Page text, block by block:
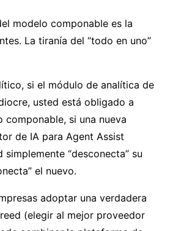
modelo componable es la
La tiranía del “todo en uno”
si el módulo de analítica de
usted está obligado a
componable, si una nueva
de IA para Agent Assist
“desconecta” su
el nuevo.
adoptar una verdadera
(elegir al mejor proveedor